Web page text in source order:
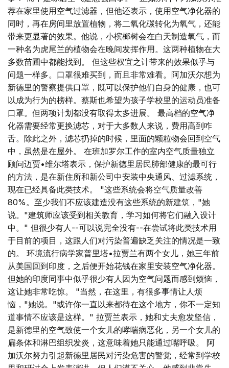
荐在家里使用空气过滤器，但他还表示，使用空气净化器的
同时，再在房间里放置植物，将二氧化碳转化为氧气，还能
带来更显著的效果。他说，小槟榔树会在白天制造氧气，而
一种名为虎尾兰的植物会在晚间发挥作用。这两种植物在大
多数苗圃中都能找到。 但这些权宜之计带来的效果似乎与
问题一样多。口罩很难买到，而且非常难看。阿加沃尔想为
新德里的警察提供口罩，既可以保护他们自身的健康，也可
以成为行为的榜样。蔡斯也希望为孩子学校里的运动员准备
口罩。但两项计划都没有取得太多进展。 最高档的空气净
化器需要经常更换滤芯，对于大多数人来说，费用高到咋
舌。除此之外，滤芯扔掉的时候，里面的颗粒物会回到空气
中，虽然是在屋外。 在班加罗尔工作的室内空气质量独立
顾问迈贾•维尔塔表示，保护新德里居民肺部健康的最可行
的方法，是在新住所和新公司中安装中央通风、过滤系统，
现在已经具备此类技术。 "这些系统会将空气质量改善
80%。至少我们不应该建造没有这些系统的新建筑，"她
说。"建筑师应该受到相关教育，学习如何将它们融入设计
中。" 但很少有人--可以说完全没有--在尝试将此类技术用
于目前的项目，这跟人们对污染普遍缺乏关注的情况是一致
的。 环境流行病学家普里塔•拉贾兰有两个女儿，她三年前
从美国回到印度，之后便开始花钱在家里安装空气净化器。
但她的印度同事中似乎很少有人因为空气问题而感到烦恼，
这让她非常吃惊。 "当然，在这里，有很多事情让人烦
恼，"她说。"或许你一直以来都待在这个地方，你不一定知
道事情不应该是这样。" 拉贾兰表示，她和丈夫愈发坚信，
是新德里的空气致使一个女儿的哮喘病恶化，另一个女儿的
扁条体和淋巴组织发炎，这意味着她只能通过嘴呼吸。 阿
加沃尔努力引起新德里居民对污染危害的警觉，经常到学校